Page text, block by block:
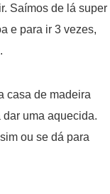
Saímos de lá super
e para ir 3 vezes,
casa de madeira
uma aquecida.
ou se dá para